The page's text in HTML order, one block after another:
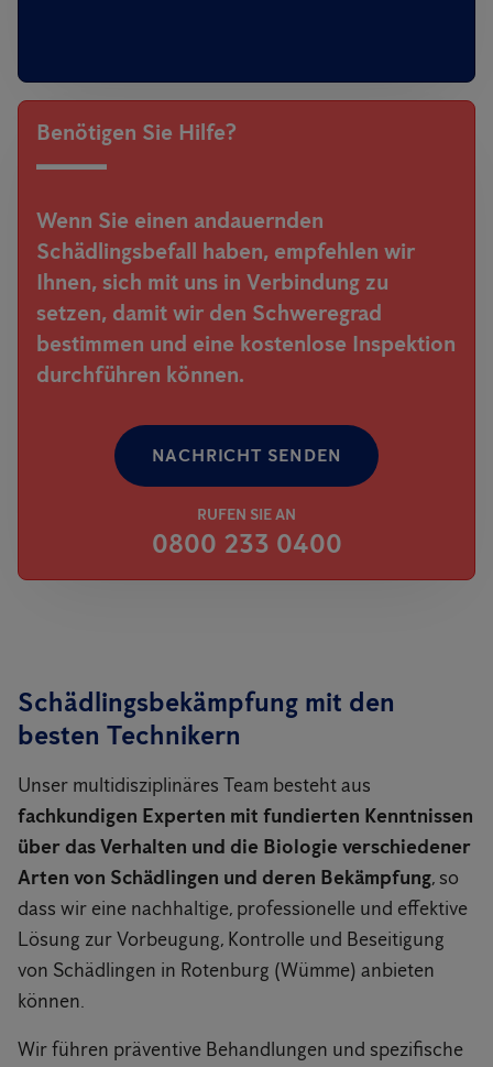
Benötigen Sie Hilfe?
Wenn Sie einen andauernden
Schädlingsbefall haben, empfehlen wir
Ihnen, sich mit uns in Verbindung zu
setzen, damit wir den Schweregrad
bestimmen und eine kostenlose Inspektion
durchführen können.
NACHRICHT SENDEN
RUFEN SIE AN
0800 233 0400
Schädlingsbekämpfung mit den
besten Technikern
Unser multidisziplinäres Team besteht aus
fachkundigen Experten mit fundierten Kenntnissen
über das Verhalten und die Biologie verschiedener
Arten von Schädlingen und deren Bekämpfung, so
dass wir eine nachhaltige, professionelle und effektive
Lösung zur Vorbeugung, Kontrolle und Beseitigung
von Schädlingen in Rotenburg (Wümme) anbieten
können.
Wir führen präventive Behandlungen und spezifische